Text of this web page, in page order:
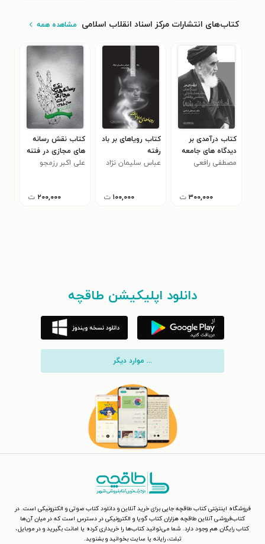
کتاب‌های انتشارات مرکز اسناد انقلاب اسلامی مشاهده همه
کتاب درآمدی بر
دیدگاه های جامعه
شناختی، سیاسی و
مصطفی رافعی
۳۰۰,۰۰۰ ت
کتاب رویاهای بر باد
رفته
عباس سلیمان نژاد
۱۰۰,۰۰۰ ت
کتاب نقش رسانه
های مجازی در فتنه
سال ۱۳۸۸
علی اکبر رزمجو
۲۰۰,۰۰۰ ت
دانلود اپلیکیشن طاقچه
... موارد دیگر
فروشگاه اینترنتی کتاب طاقچه جایی برای خرید آنلاین و دانلود کتاب صوتی و الکترونیکی است. در
کتاب‌فروشی آنلاین طاقچه هزاران کتاب گویا و الکترونیکی در دسترس است که در میان آن‌ها
کتاب رایگان هم وجود دارد. شما می‌توانید کتاب‌ها را خریداری کرده یا امانت بگیرید و در موبایل،
تبلت، رایانه یا سایت بخوانید و بشنوید.